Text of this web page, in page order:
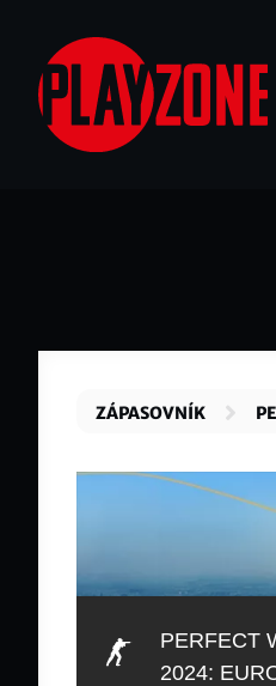
hlavnímu
obsahu
ZÁPASOVNÍK
PERFECT
2024: